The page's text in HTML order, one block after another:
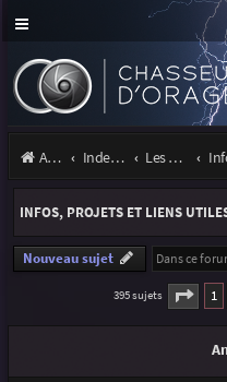
Accueil Index du forum Les orages
INFOS, PROJETS ET LIENS
Nouveau sujet
395 sujets Page
1